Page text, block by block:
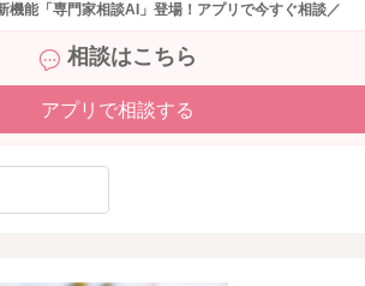
よくお問合せを受けておられるかと思います。
機能「専門家相談AI」登場！アプリで今すぐ相談／
相談はこちら
アプリで相談する